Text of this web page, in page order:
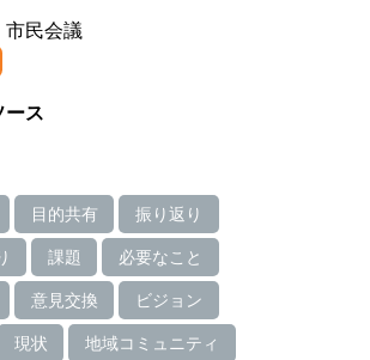
民会議
ース
目的共有 振り返り
課題 必要なこと
意見交換 ビジョン
現状 地域コミュニティ